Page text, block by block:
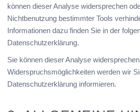
können dieser Analyse widersprechen
Nichtbenutzung bestimmter Tools
Informationen dazu finden Sie in der
Datenschutzerklärung.
Sie können dieser Analyse
Widerspruchsmöglichkeiten werden wir
Datenschutzerklärung informieren.